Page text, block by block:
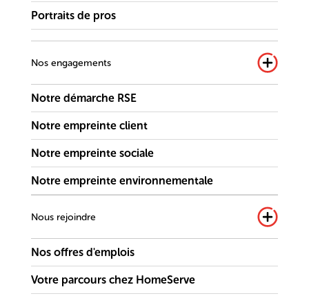
Portraits de pros
Nos engagements
Notre démarche RSE
Notre empreinte client
Notre empreinte sociale
Notre empreinte environnementale
Nous rejoindre
Nos offres d'emplois
Votre parcours chez HomeServe